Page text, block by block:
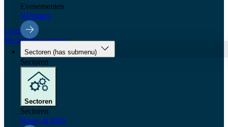
Evenementen
Webinars
Sectoren (has submenu)
Sectoren
Sectoren
Sectoren
Bouw & Infra
Contact
We helpen je graag